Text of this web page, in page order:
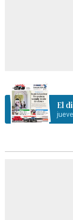
El